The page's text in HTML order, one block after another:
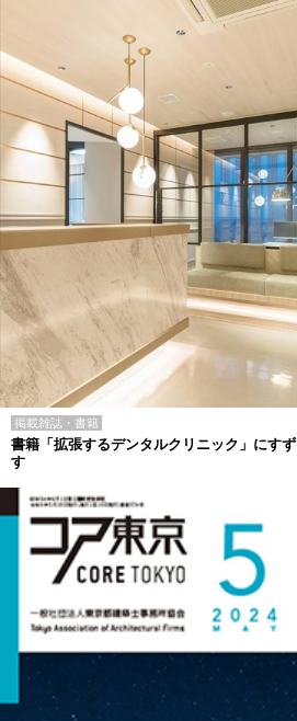
掲載雑誌・書籍
書籍「拡張するデンタルクリニック」にす
す